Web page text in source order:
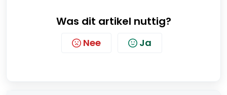
Was dit artikel nuttig?
Nee Ja